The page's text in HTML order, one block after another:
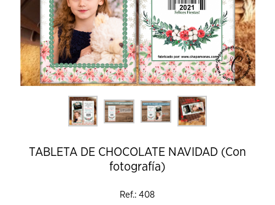
TABLETA DE CHOCOLATE NAVIDAD (Con
fotografía)
Ref.: 408